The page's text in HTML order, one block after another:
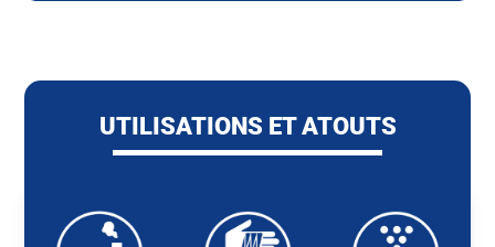
UTILISATIONS ET ATOUTS